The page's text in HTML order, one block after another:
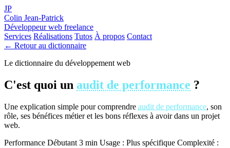
JP
Colin Jean-Patrick
Développeur web freelance
Services Réalisations Tutos À propos Contact
← Retour au dictionnaire
Le dictionnaire du développement web
C'est quoi un audit de performance ?
Une explication simple pour comprendre audit de performance, son
rôle, ses bénéfices métier et les bons réflexes à avoir dans un projet
web.
Performance Débutant 3 min Usage : Plus spécifique Complexité :